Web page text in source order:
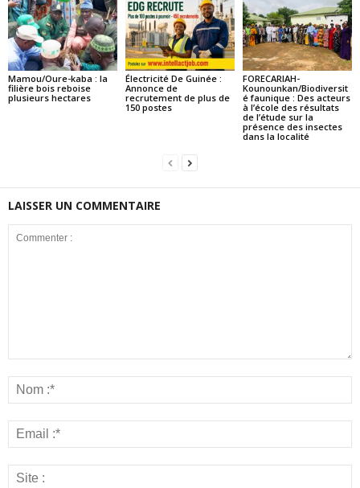
Mamou/Oure-kaba : la
filière bois reboise
plusieurs hectares
Électricité De Guinée :
Annonce de
recrutement de plus de
150 postes
FORECARIAH-
Kounounkan/Biodiversit
é faunique : Des acteurs
à l’école des résultats
de l’étude sur la
présence des insectes
dans la localité
LAISSER UN COMMENTAIRE